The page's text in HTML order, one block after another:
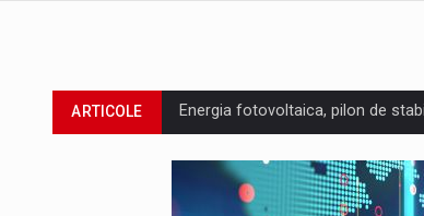
ARTICOLE Energia fotovoltaica, pilon de
Cum invatam sa spunem nu intr-
Ingredient Spotlight: What SKU